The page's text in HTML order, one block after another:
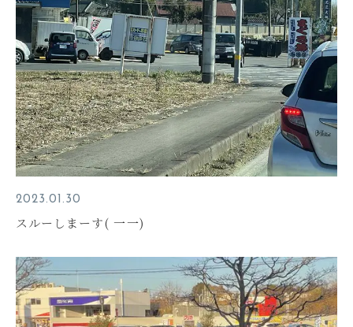
2023.01.30
スルーしまーす( 一一)